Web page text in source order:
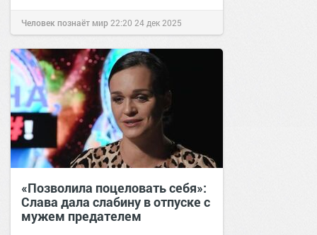
Человек познаёт мир 22:20 24 дек 2025
«Позволила поцеловать себя»:
Слава дала слабину в отпуске с
мужем предателем